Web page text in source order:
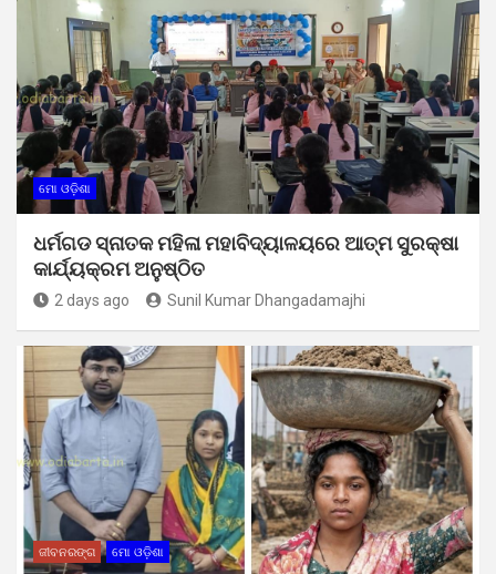
ମୋ ଓଡ଼ିଶା
ଧର୍ମଗଡ ସ୍ନାତକ ମହିଳା ମହାବିଦ୍ୟାଳୟରେ ଆତ୍ମ ସୁରକ୍ଷା
କାର୍ଯ୍ୟକ୍ରମ ଅନୁଷ୍ଠିତ
2 days ago Sunil Kumar Dhangadamajhi
ଜୀବନରଙ୍ଗ ମୋ ଓଡ଼ିଶା